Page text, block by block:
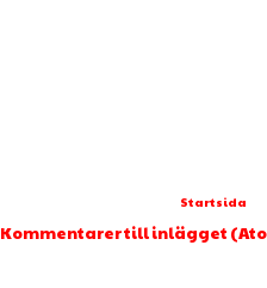
Startsida
Kommentarer till inlägget